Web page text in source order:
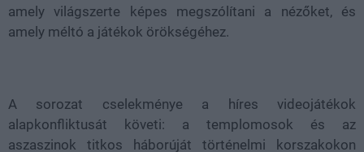
amely világszerte képes megszólítani a nézőket, és
amely méltó a játékok örökségéhez.
A sorozat cselekménye a híres videojátékok
alapkonfliktusát követi: a templomosok és az
aszaszinok titkos háborúját történelmi korszakokon